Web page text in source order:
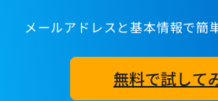
メールアドレスと基本情報で簡
無料で試して